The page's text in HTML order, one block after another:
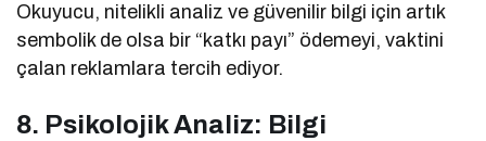
Okuyucu, nitelikli analiz ve güvenilir bilgi için artık
sembolik de olsa bir “katkı payı” ödemeyi, vaktini
çalan reklamlara tercih ediyor.
8. Psikolojik Analiz: Bilgi